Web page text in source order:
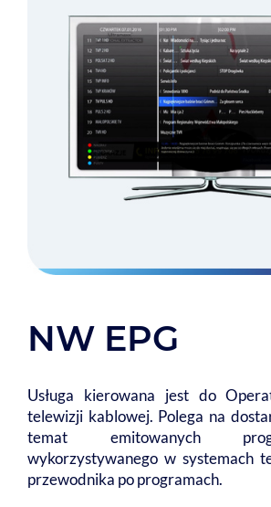
NW EPG
Usługa kierowana jest do
telewizji kablowej. Polega na
temat emitowanych
wykorzystywanego w systemach
przewodnika po programach.